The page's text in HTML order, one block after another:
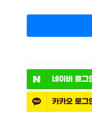
네이버 로그
카카오 로그